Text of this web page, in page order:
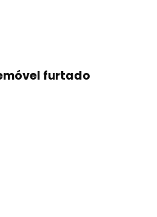
furtado